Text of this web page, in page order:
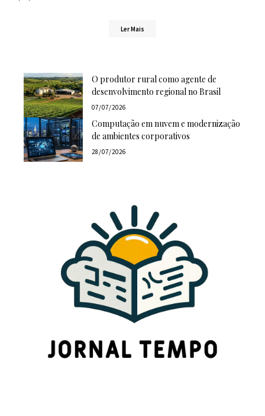
Ler Mais
O produtor rural como agente de
desenvolvimento regional no Brasil
07/07/2026
Computação em nuvem e modernização
de ambientes corporativos
28/07/2026